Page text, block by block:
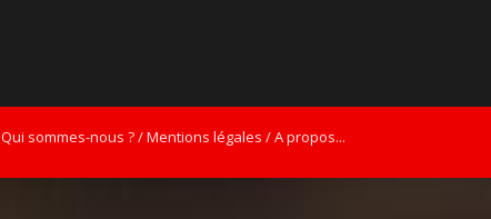
Qui sommes-nous ? / Mentions légales / A propos...